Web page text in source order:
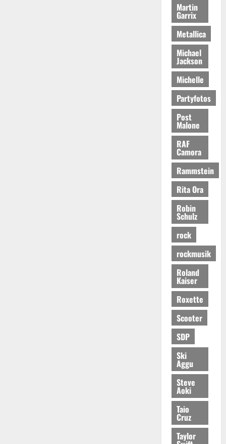
Martin
Garrix
Metallica
Michael
Jackson
Michelle
Partyfotos
Post
Malone
RAF
Camora
Rammstein
Rita Ora
Robin
Schulz
rock
rockmusik
Roland
Kaiser
Roxette
Scooter
SDP
Ski
Aggu
Steve
Aoki
Taio
Cruz
Taylor